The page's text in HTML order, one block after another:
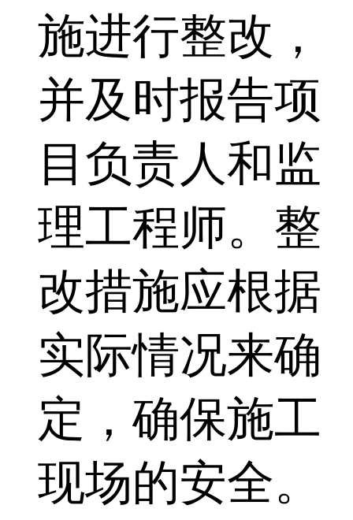
施进行整改，
并及时报告项
目负责人和监
理工程师。整
改措施应根据
实际情况来确
定，确保施工
现场的安全。